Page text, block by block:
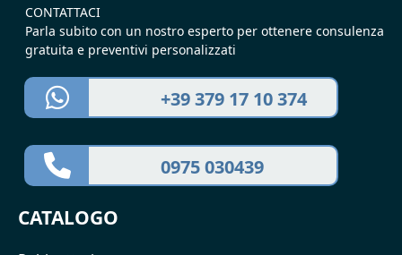
CONTATTACI
Parla subito con un nostro esperto per ottenere consulenza
gratuita e preventivi personalizzati
+39 379 17 10 374
0975 030439
CATALOGO